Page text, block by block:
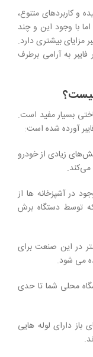
و کاربردهای متنوع،
با وجود این و چند
مزایای بیشتری دارد.
به آرامی برطرف
بسیار مفید است.
آورده شده است:
زیادی از خودرو
می‌کند.
در آشپزخانه ها از
توسط دستگاه برش
در این صنعت برای
می شود.
محلی شما تا حدی
دارای لوله هایی